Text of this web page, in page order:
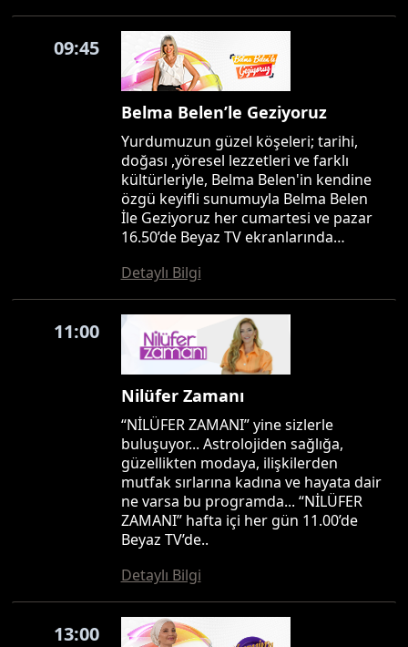
09:45
Belma Belen’le Geziyoruz
Yurdumuzun güzel köşeleri; tarihi,
doğası ,yöresel lezzetleri ve farklı
kültürleriyle, Belma Belen'in kendine
özgü keyifli sunumuyla Belma Belen
İle Geziyoruz her cumartesi ve pazar
16.50’de Beyaz TV ekranlarında…
Detaylı Bilgi
11:00
Nilüfer Zamanı
“NİLÜFER ZAMANI” yine sizlerle
buluşuyor... Astrolojiden sağlığa,
güzellikten modaya, ilişkilerden
mutfak sırlarına kadına ve hayata dair
ne varsa bu programda... “NİLÜFER
ZAMANI” hafta içi her gün 11.00’de
Beyaz TV’de..
Detaylı Bilgi
13:00